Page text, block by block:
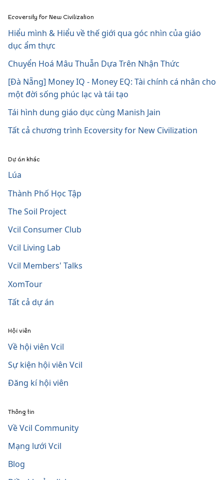
Ecoversity for New Civilization
Hiểu mình & Hiểu về thế giới qua góc nhìn của giáo
dục ẩm thực
Chuyển Hoá Mâu Thuẫn Dựa Trên Nhận Thức
[Đà Nẵng] Money IQ - Money EQ: Tài chính cá nhân cho
một đời sống phúc lạc và tái tạo
Tái hình dung giáo dục cùng Manish Jain
Tất cả chương trình Ecoversity for New Civilization
Dự án khác
Lúa
Thành Phố Học Tập
The Soil Project
Vcil Consumer Club
Vcil Living Lab
Vcil Members' Talks
XomTour
Tất cả dự án
Hội viên
Về hội viên Vcil
Sự kiện hội viên Vcil
Đăng kí hội viên
Thông tin
Về Vcil Community
Mạng lưới Vcil
Blog